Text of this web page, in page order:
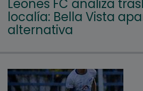
Leones FC analiza
localía: Bella Vista
alternativa